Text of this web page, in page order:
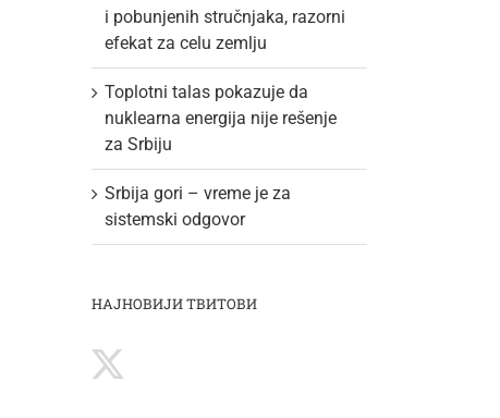
i pobunjenih stručnjaka, razorni
efekat za celu zemlju
Toplotni talas pokazuje da
nuklearna energija nije rešenje
za Srbiju
Srbija gori – vreme je za
sistemski odgovor
НАЈНОВИЈИ ТВИТОВИ